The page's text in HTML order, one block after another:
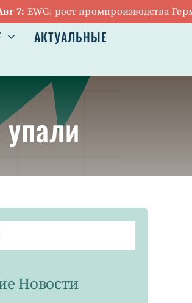
EWG: рост промпроизводства
АКТУАЛЬНЫЕ
Новости